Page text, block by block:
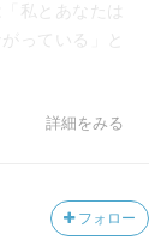
、なにがなん
。
私とあなたは
っている」と
詳細をみる
フォロー